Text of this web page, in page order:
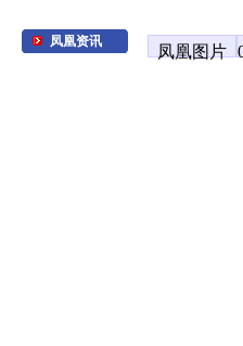
凤凰资讯
凤凰图片